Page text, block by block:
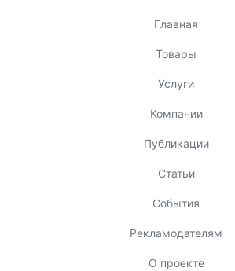
Главная
Товары
Услуги
Компании
Публикации
Статьи
События
Рекламодателям
О проекте